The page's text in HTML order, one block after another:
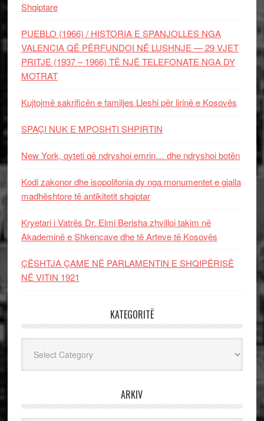
Shqiptare
PUEBLO (1966) / HISTORIA E SPANJOLLES NGA
VALENCIA QË PËRFUNDOI NË LUSHNJE — 29 VJET
PRITJE (1937 – 1966) TË NJË TELEFONATE NGA DY
MOTRAT
Kujtojmë sakrificën e familjes Lleshi për lirinë e Kosovës
SPAÇI NUK E MPOSHTI SHPIRTIN
New York, qyteti që ndryshoi emrin… dhe ndryshoi botën
Kodi zakonor dhe isopolifonia dy nga monumentet e gjalla
madhështore të antikitetit shqiptar
Kryetari i Vatrës Dr. Elmi Berisha zhvilloi takim në
Akademinë e Shkencave dhe të Arteve të Kosovës
ÇËSHTJA ÇAME NË PARLAMENTIN E SHQIPËRISË
NË VITIN 1921
KATEGORITË
ARKIV